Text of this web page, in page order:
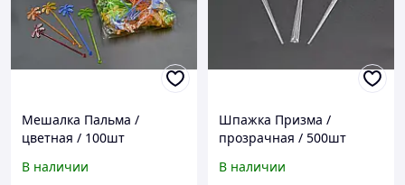
Мешалка Пальма /
цветная / 100шт
В наличии
Шпажка Призма /
прозрачная / 500шт
В наличии